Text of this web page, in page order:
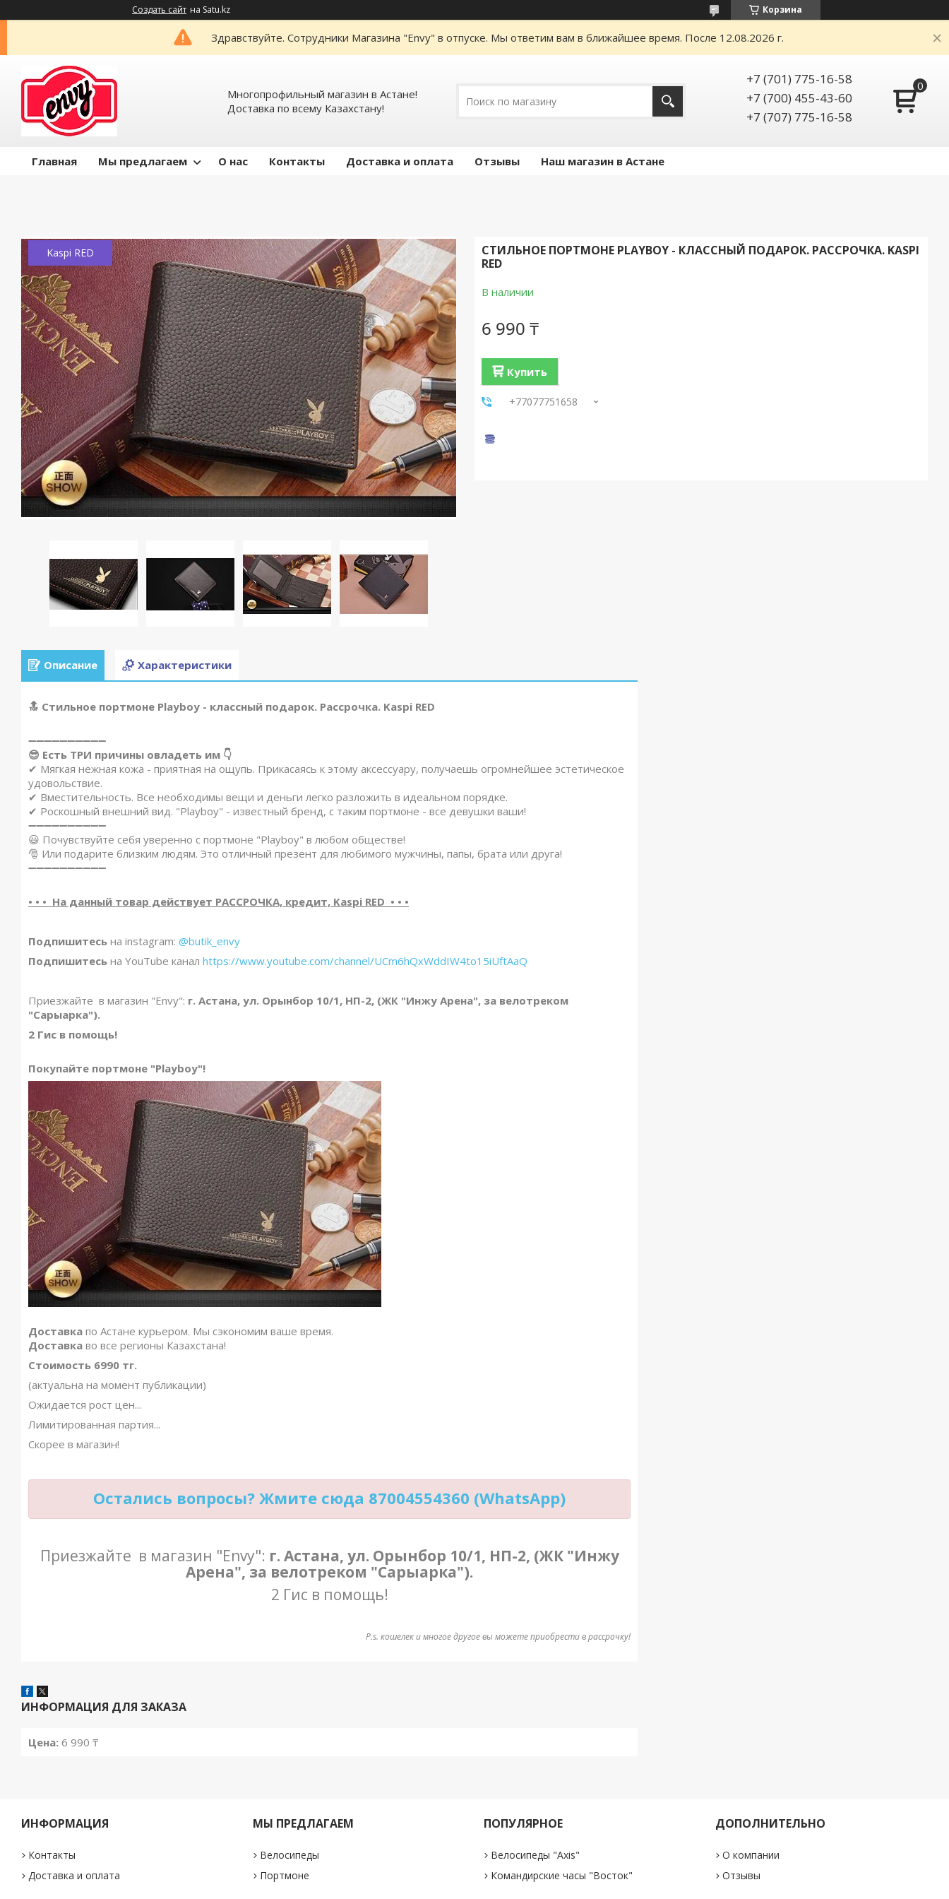
Создать сайт на Satu.kz Корзина
Здравствуйте. Сотрудники Магазина "Envy" в отпуске. Мы ответим вам в ближайшее время. После 12.08.2026 г.
Многопрофильный магазин в Астане!
Доставка по всему Казахстану!
+7 (701) 775-16-58
+7 (700) 455-43-60
+7 (707) 775-16-58
Главная Мы предлагаем О нас Контакты Доставка и оплата Отзывы Наш магазин в Астане
Kaspi RED
СТИЛЬНОЕ ПОРТМОНЕ PLAYBOY - КЛАССНЫЙ ПОДАРОК. РАССРОЧКА. KASPI
RED
В наличии
6 990 ₸
Купить
+77077751658
Описание Характеристики
🔝 Стильное портмоне Playboy - классный подарок. Рассрочка. Kaspi RED
➖➖➖➖➖➖➖➖➖➖
😎 Есть ТРИ причины овладеть им 👇
✔ Мягкая нежная кожа - приятная на ощупь. Прикасаясь к этому аксессуару, получаешь огромнейшее эстетическое
удовольствие.
✔ Вместительность. Все необходимы вещи и деньги легко разложить в идеальном порядке.
✔ Роскошный внешний вид. "Playboy" - известный бренд, с таким портмоне - все девушки ваши!
➖➖➖➖➖➖➖➖➖➖
😃 Почувствуйте себя уверенно с портмоне "Playboy" в любом обществе!
🎅 Или подарите близким людям. Это отличный презент для любимого мужчины, папы, брата или друга!
➖➖➖➖➖➖➖➖➖➖
• • • На данный товар действует РАССРОЧКА, кредит, Kaspi RED • • •
Подпишитесь на instagram: @butik_envy
Подпишитесь на YouTube канал https://www.youtube.com/channel/UCm6hQxWddIW4to15iUftAaQ
Приезжайте в магазин "Envy": г. Астана, ул. Орынбор 10/1, НП-2, (ЖК "Инжу Арена", за велотреком
"Сарыарка").
2 Гис в помощь!
Покупайте портмоне "Playboy"!
Доставка по Астане курьером. Мы сэкономим ваше время.
Доставка во все регионы Казахстана!
Стоимость 6990 тг.
(актуальна на момент публикации)
Ожидается рост цен...
Лимитированная партия...
Скорее в магазин!
Остались вопросы? Жмите сюда 87004554360 (WhatsApp)
Приезжайте в магазин "Envy": г. Астана, ул. Орынбор 10/1, НП-2, (ЖК "Инжу
Арена", за велотреком "Сарыарка").
2 Гис в помощь!
P.s. кошелек и многое другое вы можете приобрести в рассрочку!
ИНФОРМАЦИЯ ДЛЯ ЗАКАЗА
Цена: 6 990 ₸
ИНФОРМАЦИЯ
Контакты
Доставка и оплата
МЫ ПРЕДЛАГАЕМ
Велосипеды
Портмоне
ПОПУЛЯРНОЕ
Велосипеды "Axis"
Командирские часы "Восток"
ДОПОЛНИТЕЛЬНО
О компании
Отзывы